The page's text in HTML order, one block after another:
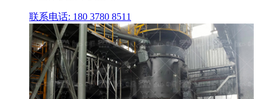
联系电话: 180 3780 8511